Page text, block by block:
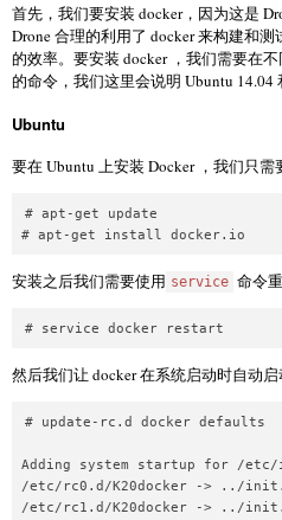
首先，我们要安装 docker，因为这是
Drone 合理的利用了 docker 来构建和
的效率。要安装 docker ，我们需要在
的命令，我们这里会说明 Ubuntu 14.04
Ubuntu
要在 Ubuntu 上安装 Docker ，我们只需
# apt-get update
安装之后我们需要使用 service 命令
然后我们让 docker 在系统启动时自动启
# update-rc.d docker defaults
Adding system startup for /
/etc/rc0.d/K20docker -> ../
/etc/rc1.d/K20docker -> ../